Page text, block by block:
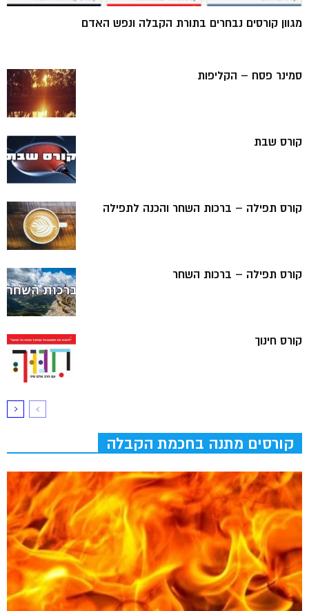
מגוון קורסים נבחרים בתורת הקבלה ונפש האדם
סמינר פסח – הקליפות
קורס שבת
קורס תפילה – ברכות השחר והכנה לתפילה
קורס תפילה – ברכות השחר
קורס חינוך
קורסים מתנה בחכמת הקבלה